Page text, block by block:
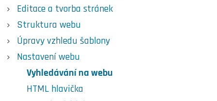
Editace a tvorba stránek
Struktura webu
Úpravy vzhledu šablony
Nastavení webu
Vyhledávání na webu
HTML hlavička